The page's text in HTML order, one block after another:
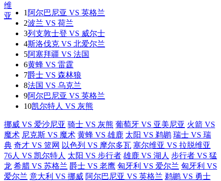
1 阿尔巴尼亚 VS 英格兰
2波兰 VS 荷兰
3列支敦士登 VS 威尔士
4斯洛伐克 VS 北爱尔兰
5阿塞拜疆 VS 法国
6黄蜂 VS 雷霆
7爵士 VS 森林狼
8法国 VS 乌克兰
9阿尔巴尼亚 VS 英格兰
10凯尔特人 VS 灰熊
挪威 VS 爱沙尼亚 骑士 VS 灰熊 葡萄牙 VS 亚美尼亚 火箭 VS
魔术 尼克斯 VS 魔术 黄蜂 VS 雄鹿 太阳 VS 鹈鹕 瑞士 VS 瑞
典 奇才 VS 篮网 以色列 VS 摩尔多瓦 塞尔维亚 VS 拉脱维亚
76人 VS 凯尔特人 太阳 VS 步行者 雄鹿 VS 湖人 步行者 VS 猛
龙 希腊 VS 苏格兰 爵士 VS 老鹰 匈牙利 VS 爱尔兰 匈牙利 VS
爱尔兰 意大利 VS 挪威 阿尔巴尼亚 VS 英格兰 鹈鹕 VS 勇士